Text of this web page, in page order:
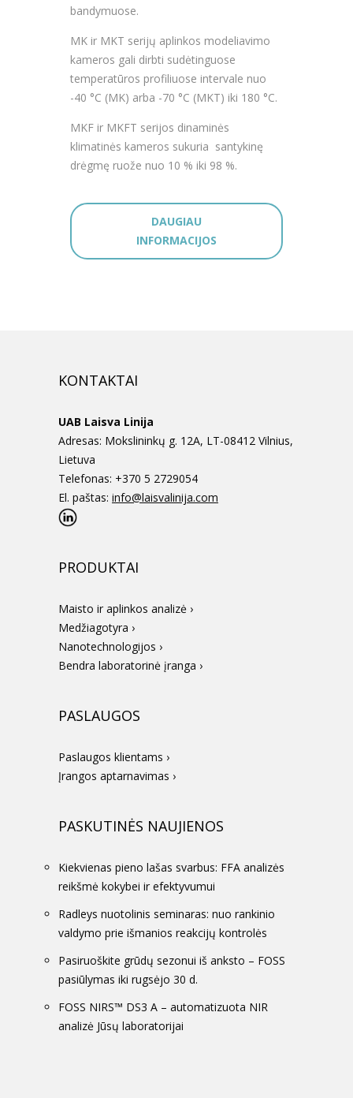
bandymuose.
MK ir MKT serijų aplinkos modeliavimo
kameros gali dirbti sudėtinguose
temperatūros profiliuose intervale nuo
-40 °C (MK) arba -70 °C (MKT) iki 180 °C.
MKF ir MKFT serijos dinaminės
klimatinės kameros sukuria santykinę
drėgmę ruože nuo 10 % iki 98 %.
DAUGIAU
INFORMACIJOS
KONTAKTAI
UAB Laisva Linija
Adresas: Mokslininkų g. 12A, LT-08412 Vilnius,
Lietuva
Telefonas: +370 5 2729054
El. paštas: info@laisvalinija.com
PRODUKTAI
Maisto ir aplinkos analizė ›
Medžiagotyra ›
Nanotechnologijos ›
Bendra laboratorinė įranga ›
PASLAUGOS
Paslaugos klientams ›
Įrangos aptarnavimas ›
PASKUTINĖS NAUJIENOS
Kiekvienas pieno lašas svarbus: FFA analizės
reikšmė kokybei ir efektyvumui
Radleys nuotolinis seminaras: nuo rankinio
valdymo prie išmanios reakcijų kontrolės
Pasiruoškite grūdų sezonui iš anksto – FOSS
pasiūlymas iki rugsėjo 30 d.
FOSS NIRS™ DS3 A – automatizuota NIR
analizė Jūsų laboratorijai